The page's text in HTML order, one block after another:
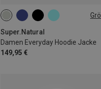
Super.Natural
Damen Everyday Hoodie Jacke
149,95 €
XS S M